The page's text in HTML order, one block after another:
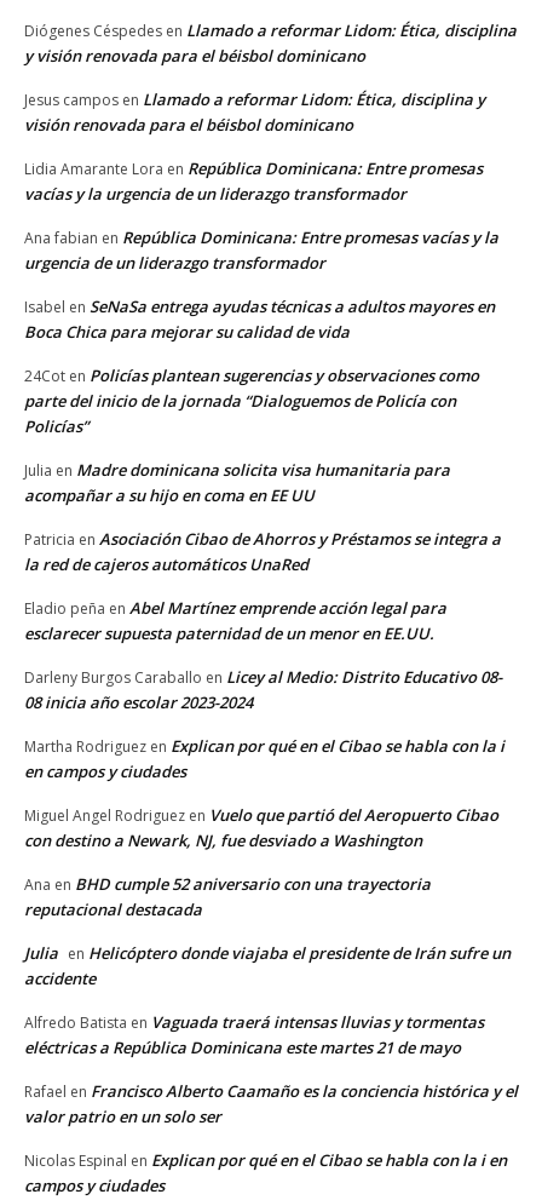
Diógenes Céspedes en Llamado a reformar Lidom: Ética, disciplina
y visión renovada para el béisbol dominicano
Jesus campos en Llamado a reformar Lidom: Ética, disciplina y
visión renovada para el béisbol dominicano
Lidia Amarante Lora en República Dominicana: Entre promesas
vacías y la urgencia de un liderazgo transformador
Ana fabian en República Dominicana: Entre promesas vacías y la
urgencia de un liderazgo transformador
Isabel en SeNaSa entrega ayudas técnicas a adultos mayores en
Boca Chica para mejorar su calidad de vida
24Cot en Policías plantean sugerencias y observaciones como
parte del inicio de la jornada “Dialoguemos de Policía con
Policías”
Julia en Madre dominicana solicita visa humanitaria para
acompañar a su hijo en coma en EE UU
Patricia en Asociación Cibao de Ahorros y Préstamos se integra a
la red de cajeros automáticos UnaRed
Eladio peña en Abel Martínez emprende acción legal para
esclarecer supuesta paternidad de un menor en EE.UU.
Darleny Burgos Caraballo en Licey al Medio: Distrito Educativo 08-
08 inicia año escolar 2023-2024
Martha Rodriguez en Explican por qué en el Cibao se habla con la i
en campos y ciudades
Miguel Angel Rodriguez en Vuelo que partió del Aeropuerto Cibao
con destino a Newark, NJ, fue desviado a Washington
Ana en BHD cumple 52 aniversario con una trayectoria
reputacional destacada
Julia en Helicóptero donde viajaba el presidente de Irán sufre un
accidente
Alfredo Batista en Vaguada traerá intensas lluvias y tormentas
eléctricas a República Dominicana este martes 21 de mayo
Rafael en Francisco Alberto Caamaño es la conciencia histórica y el
valor patrio en un solo ser
Nicolas Espinal en Explican por qué en el Cibao se habla con la i en
campos y ciudades